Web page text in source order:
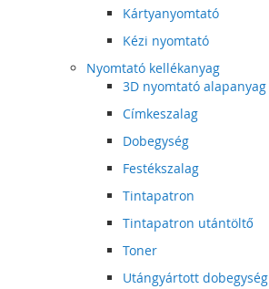
Kártyanyomtató
Kézi nyomtató
Nyomtató kellékanyag
3D nyomtató alapanyag
Címkeszalag
Dobegység
Festékszalag
Tintapatron
Tintapatron utántöltő
Toner
Utángyártott dobegység